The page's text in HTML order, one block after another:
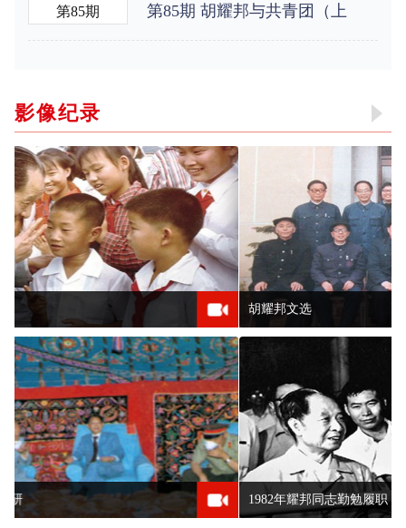
第85期 第85期 胡耀邦与共青团（上
影像纪录
胡耀邦文选
1982年耀邦同志勤勉履职